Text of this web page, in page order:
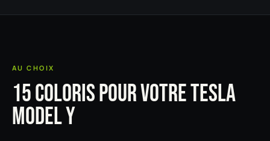
AU CHOIX
15 COLORIS POUR VOTRE TESLA
MODEL Y